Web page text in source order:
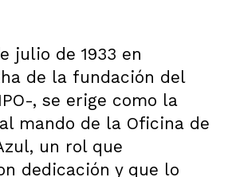
julio de 1933 en
de la fundación del
, se erige como la
mando de la Oficina de
un rol que
dedicación y que lo